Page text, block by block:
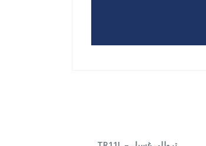
قراءة المزيد